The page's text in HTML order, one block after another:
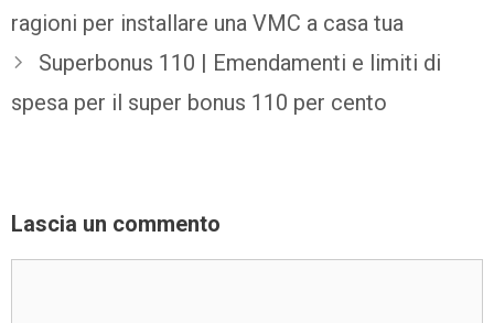
ragioni per installare una VMC a casa tua
Superbonus 110 | Emendamenti e limiti di
spesa per il super bonus 110 per cento
Lascia un commento